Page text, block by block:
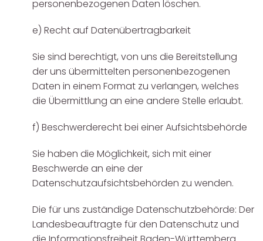
personenbezogenen Daten löschen.
e) Recht auf Datenübertragbarkeit
Sie sind berechtigt, von uns die Bereitstellung
der uns übermittelten personenbezogenen
Daten in einem Format zu verlangen, welches
die Übermittlung an eine andere Stelle erlaubt.
f) Beschwerderecht bei einer Aufsichtsbehörde
Sie haben die Möglichkeit, sich mit einer
Beschwerde an eine der
Datenschutzaufsichtsbehörden zu wenden.
Die für uns zuständige Datenschutzbehörde: Der
Landesbeauftragte für den Datenschutz und